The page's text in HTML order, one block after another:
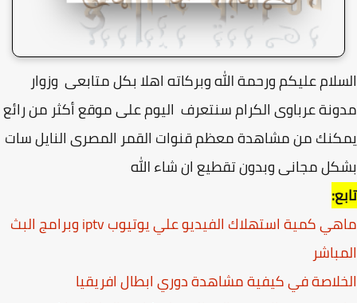
عليكم ورحمة الله وبركاته اهلا بكل متابعى وزوار
عرباوى الكرام سنتعرف اليوم على موقع أكثر من رائع
من مشاهدة معظم قنوات القمر المصرى النايل سات
مجانى وبدون تقطيع ان شاء الله
ماهي كمية استهلاك الفيديو علي يوتيوب iptv وبرامج البث
في كيفية مشاهدة دوري ابطال افريقيا